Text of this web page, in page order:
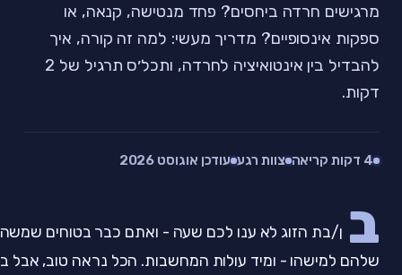
מרגישים חרדה ביחסים? פחד מנטישה, קנאה, או
ספקות אינסופיים? מדריך מעשי: למה זה קורה, איך
להבדיל בין אינטואיציה לחרדה, ותכל׳ס תרגיל של 2
דקות.
4 דקות קריאה צוות רגע עודכן אוגוסט 2026
ב ן/בת הזוג לא ענו לכם שעה - ואתם כבר בטוחים
שלהם למישהו - ומיד עולות המחשבות. הכל נראה טוב, אבל